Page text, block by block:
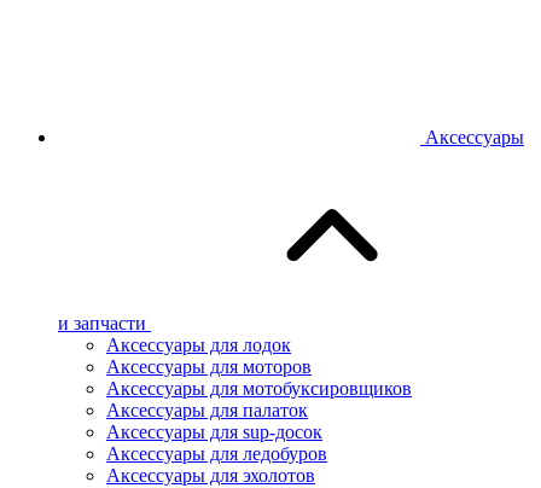
Аксессуары
и запчасти
Аксессуары для лодок
Аксессуары для моторов
Аксессуары для мотобуксировщиков
Аксессуары для палаток
Аксессуары для sup-досок
Аксессуары для ледобуров
Аксессуары для эхолотов